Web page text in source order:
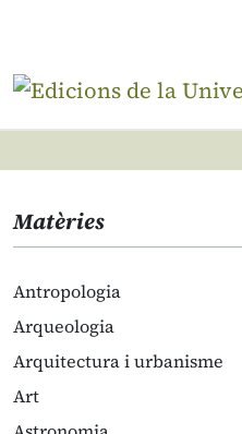
Matèries
Antropologia
Arqueologia
Arquitectura i urbanisme
Art